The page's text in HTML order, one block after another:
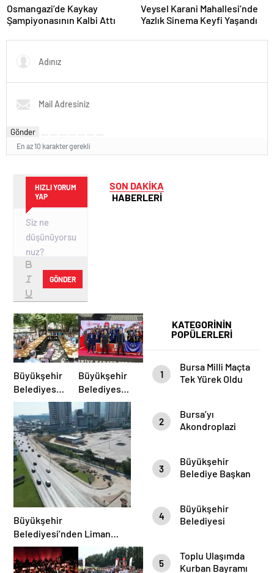
Osmangazi’de Kaykay
Şampiyonasının Kalbi Attı
Veysel Karani Mahallesi’nde
Yazlık Sinema Keyfi Yaşandı
Gönder
En az 10 karakter gerekli
HIZLI YORUM
YAP
GÖNDER
SON DAKİKA
HABERLERİ
KATEGORİNİN
POPÜLERLERİ
1
Bursa Milli Maçta
Tek Yürek Oldu
2
Bursa’yı
Akondroplazi
3
Büyükşehir
Belediye Başkan
Marşın
Bestecilerini
4
Büyükşehir
Belediyesi
“Aşure Bereket
Demektir”
5
Toplu Ulaşımda
Kurban Bayramı
Büyükşehir
Belediyesi
Şahin Biba
“Tarihi
Mahallelere
Nefes
Aldıracağız”
Büyükşehir
Belediyespor
Sporcuları
Madalyaları
Topluyor
Büyükşehir
Belediyesi’nden Liman
Caddesine Kapsamlı
Yenileme